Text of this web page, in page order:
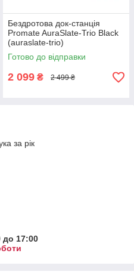
Бездротова док-станція
Promate AuraSlate-Trio Black
(auraslate-trio)
Готово до відправки
2 099 ₴ 2 499 ₴
за рік
до 17:00